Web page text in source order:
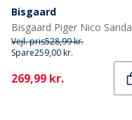
Bisgaard
Vejl. pris528,99 kr.
Spare259,00 kr.
Current
269,99 kr.